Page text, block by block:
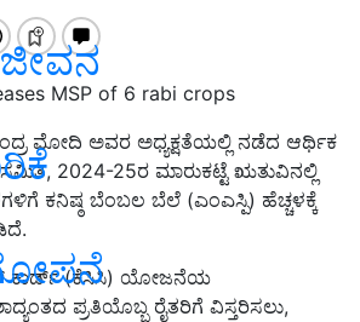
MSP of 6 rabi crops
ಮೋದಿ ಅವರ ಅಧ್ಯಕ್ಷತೆಯಲ್ಲಿ ನಡೆದ ಆರ್ಥಿಕ
2024-25ರ ಮಾರುಕಟ್ಟೆ ಋತುವಿನಲ್ಲಿ
ಕನಿಷ್ಠ ಬೆಂಬಲ ಬೆಲೆ (ಎಂಎಸ್ಪಿ) ಹೆಚ್ಚಳಕ್ಕೆ
ಕಾರ್ಡ್ (ಕೆಸಿಸಿ) ಯೋಜನೆಯ
ಪ್ರತಿಯೊಬ್ಬ ರೈತರಿಗೆ ವಿಸ್ತರಿಸಲು,